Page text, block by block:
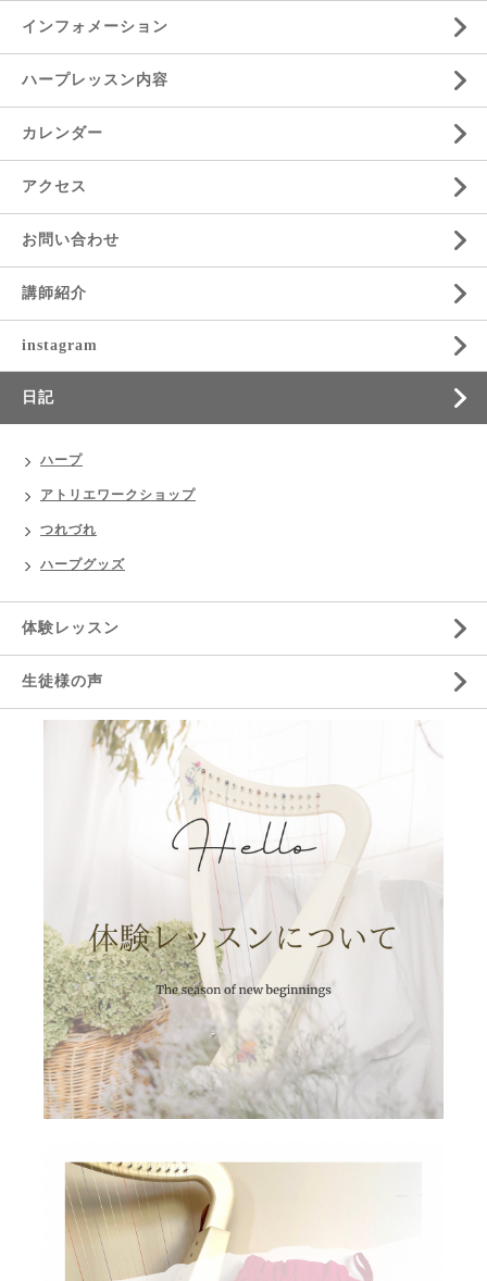
インフォメーション
ハープレッスン内容
カレンダー
アクセス
お問い合わせ
講師紹介
instagram
日記
ハープ
アトリエワークショップ
つれづれ
ハープグッズ
体験レッスン
生徒様の声